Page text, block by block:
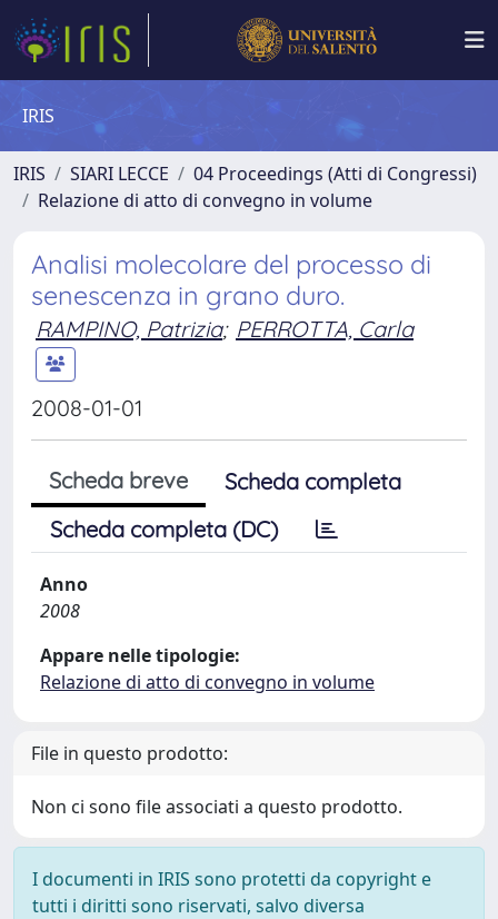
IRIS
IRIS SIARI LECCE
04 Proceedings (Atti di Congressi)
Relazione di atto di convegno in volume
Analisi molecolare del processo di
senescenza in grano duro.
RAMPINO, Patrizia; PERROTTA, Carla
2008-01-01
Scheda breve
Scheda completa
Scheda completa (DC)
Anno
2008
Appare nelle tipologie:
Relazione di atto di convegno in volume
File in questo prodotto:
Non ci sono file associati a questo prodotto.
I documenti in IRIS sono protetti da copyright e
tutti i diritti sono riservati, salvo diversa